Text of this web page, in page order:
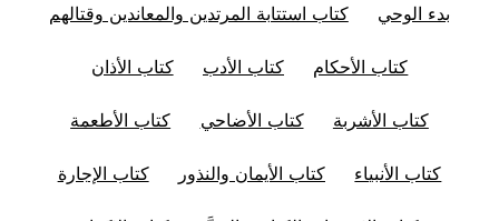
بدء الوحي كتاب استتابة المرتدين والمعاندين وقتالهم
كتاب الأحكام كتاب الأدب كتاب الأذان
كتاب الأشربة كتاب الأضاحي كتاب الأطعمة
كتاب الأنبياء كتاب الأيمان والنذور كتاب الإجارة